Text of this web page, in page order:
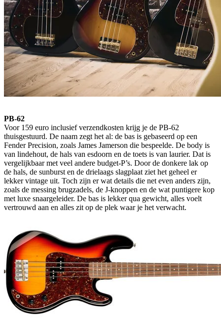
PB-62
Voor 159 euro inclusief verzendkosten krijg je de PB-62
thuisgestuurd. De naam zegt het al: de bas is gebaseerd op een
Fender Precision, zoals James Jamerson die bespeelde. De body is
van lindehout, de hals van esdoorn en de toets is van laurier. Dat is
vergelijkbaar met veel andere budget-P’s. Door de donkere lak op
de hals, de sunburst en de drielaags slagplaat ziet het geheel er
lekker vintage uit. Toch zijn er wat details die net even anders zijn,
zoals de messing brugzadels, de J-knoppen en de wat puntigere kop
met luxe snaargeleider. De bas is lekker qua gewicht, alles voelt
vertrouwd aan en alles zit op de plek waar je het verwacht.